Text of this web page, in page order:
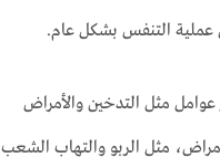
عملية التنفس بشكل عام.
مثل التدخين والأمراض
مثل الربو والتهاب الشعب